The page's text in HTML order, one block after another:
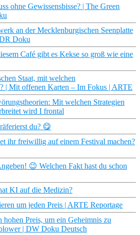
ohne Gewissensbisse? | The Green
an der Mecklenburgischen Seenplatte
Doku
Café gibt es Kekse so groß wie eine
Staat, mit welchen
| Mit offenen Karten – Im Fokus | ARTE
Mit welchen Strategien
wird I frontal
du? 😋
ihr freiwillig auf einem Festival machen?
😉 Welchen Fakt hast du schon
KI auf die Medizin?
um jeden Preis | ARTE Reportage
hohen Preis, um ein Geheimnis zu
| DW Doku Deutsch